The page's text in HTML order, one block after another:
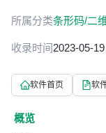
所属分类条形码/二
收录时间2023-05-
软件首页 软
概览